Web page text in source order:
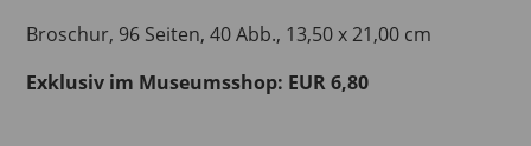
Broschur, 96 Seiten, 40 Abb., 13,50 x 21,00 cm
Exklusiv im Museumsshop: EUR 6,80